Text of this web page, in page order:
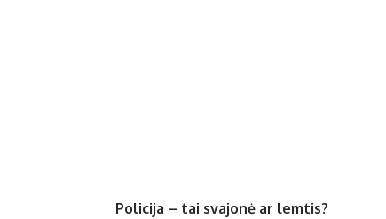
Policija – tai svajonė ar lemtis?